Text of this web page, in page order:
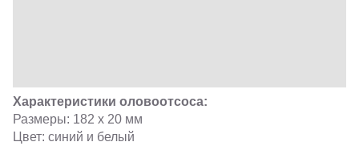
Характеристики оловоотсоса:
Размеры: 182 х 20 мм
Цвет: синий и белый